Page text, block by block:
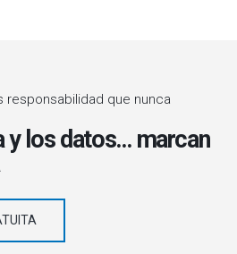
responsabilidad que nunca
y los datos… marcan